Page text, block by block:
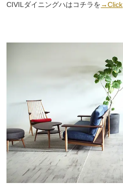
CIVILダイニングハはコチラを→Click